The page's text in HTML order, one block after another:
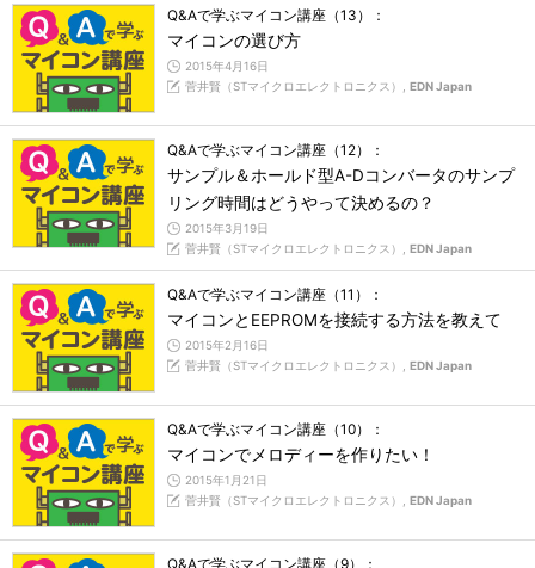
Q&Aで学ぶマイコン講座（13）：
マイコンの選び方
2015年4月16日
菅井賢（STマイクロエレクトロニクス）, EDN Japan
Q&Aで学ぶマイコン講座（12）：
サンプル＆ホールド型A-Dコンバータのサンプ
リング時間はどうやって決めるの？
2015年3月19日
菅井賢（STマイクロエレクトロニクス）, EDN Japan
Q&Aで学ぶマイコン講座（11）：
マイコンとEEPROMを接続する方法を教えて
2015年2月16日
菅井賢（STマイクロエレクトロニクス）, EDN Japan
Q&Aで学ぶマイコン講座（10）：
マイコンでメロディーを作りたい！
2015年1月21日
菅井賢（STマイクロエレクトロニクス）, EDN Japan
Q&Aで学ぶマイコン講座（9）：